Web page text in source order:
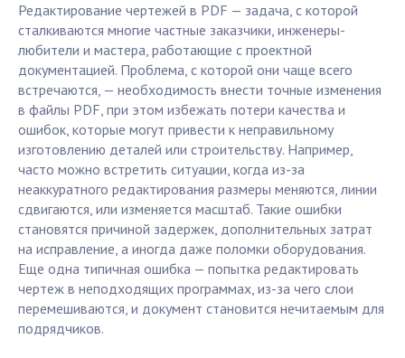
Редактирование чертежей в PDF — задача, с которой
сталкиваются многие частные заказчики, инженеры-
любители и мастера, работающие с проектной
документацией. Проблема, с которой они чаще всего
встречаются, — необходимость внести точные изменения
в файлы PDF, при этом избежать потери качества и
ошибок, которые могут привести к неправильному
изготовлению деталей или строительству. Например,
часто можно встретить ситуации, когда из-за
неаккуратного редактирования размеры меняются, линии
сдвигаются, или изменяется масштаб. Такие ошибки
становятся причиной задержек, дополнительных затрат
на исправление, а иногда даже поломки оборудования.
Еще одна типичная ошибка — попытка редактировать
чертеж в неподходящих программах, из-за чего слои
перемешиваются, и документ становится нечитаемым для
подрядчиков.